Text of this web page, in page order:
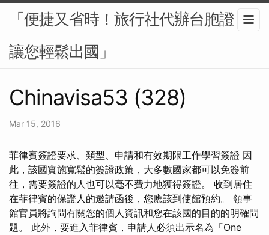
「便捷又省時！旅行社代辦台胞證，
讓您輕鬆出國」
Chinavisa53 (328)
Mar 15, 2016
菲律賓簽證要求、類型、申請和有效期限工作學習簽證 因
此，該國實施寬鬆的簽證政策，大多數國家都可以免簽前
往，需要簽證的人也可以毫不費力地獲得簽證。 收到居住
在菲律賓的保證人的邀請函後，您應該到使館預約。 領事
館官員將詢問有關您的個人資訊和您在該國的目的的明確問
題。 此外，要進入菲律賓，申請人必須出示名為「One